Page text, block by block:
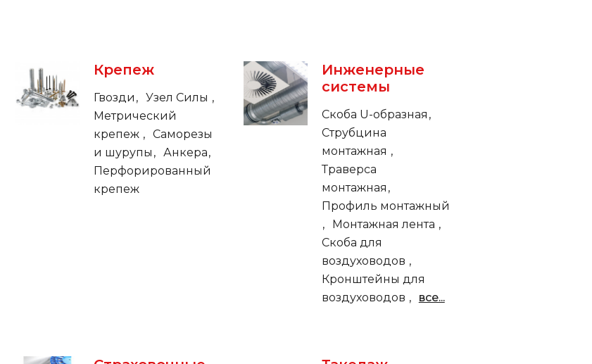
Крепеж
Гвозди
Узел Силы
Метрический
крепеж
Саморезы
и шурупы
Анкера
Перфорированный
крепеж
Инженерные
системы
Скоба U-образная
Струбцина
монтажная
Траверса
монтажная
Профиль монтажный
Монтажная лента
Скоба для
воздуховодов
Кронштейны для
воздуховодов
все...